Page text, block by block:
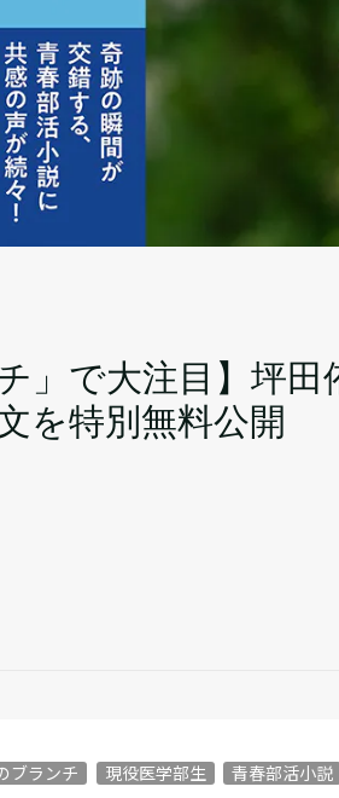
」で大注目】坪
を特別無料公開
ブランチ 現役医学部生 青春部活小説